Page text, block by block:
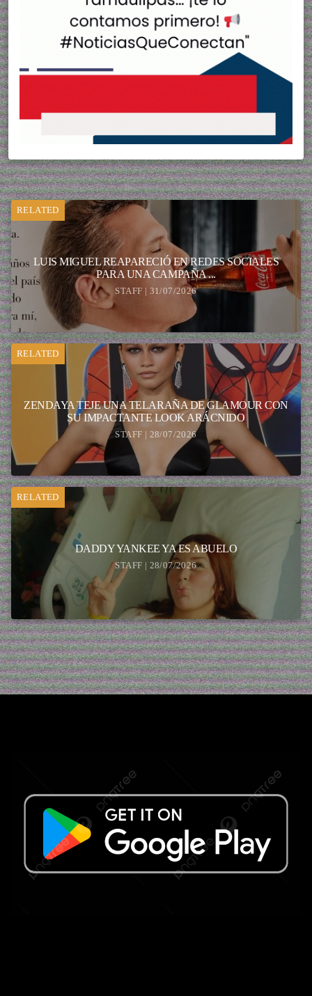
RELATED
LUIS MIGUEL REAPARECIÓ EN REDES SOCIALES
PARA UNA CAMPAÑA ...
STAFF | 31/07/2026
RELATED
ZENDAYA TEJE UNA TELARAÑA DE GLAMOUR CON
SU IMPACTANTE LOOK ARÁCNIDO
STAFF | 28/07/2026
RELATED
DADDY YANKEE YA ES ABUELO
STAFF | 28/07/2026